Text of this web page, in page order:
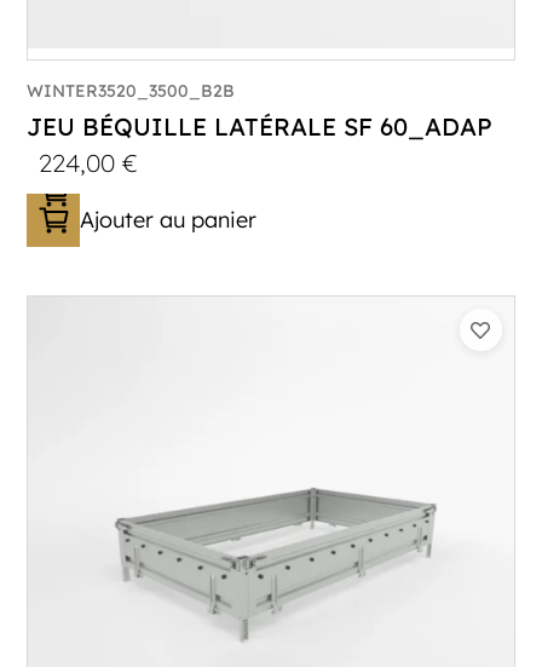
WINTER3520_3500_B2B
JEU BÉQUILLE LATÉRALE SF 60_ADAP
224,00€
Ajouter au panier